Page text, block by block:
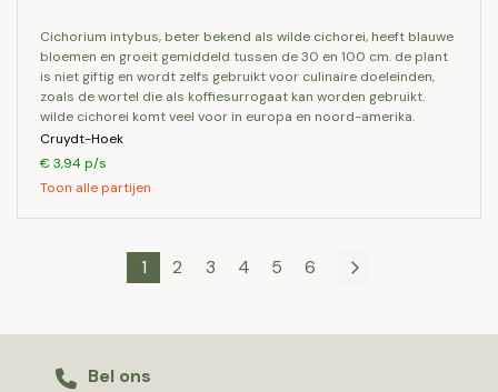
cichorium intybus, beter bekend als wilde cichorei, heeft blauwe
bloemen en groeit gemiddeld tussen de 30 en 100 cm. de plant
is niet giftig en wordt zelfs gebruikt voor culinaire doeleinden,
zoals de wortel die als koffiesurrogaat kan worden gebruikt.
wilde cichorei komt veel voor in europa en noord-amerika.
Cruydt-Hoek
€ 3,94 p/s
Toon alle partijen
1 2 3 4 5 6
Bel ons